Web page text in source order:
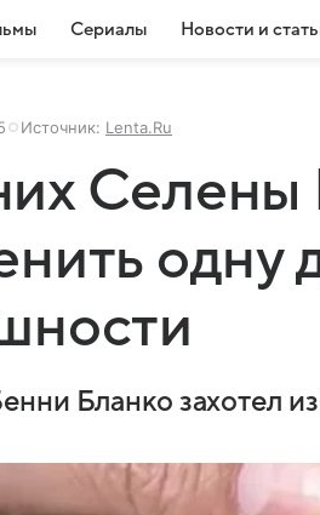
Сериалы Новости и
Источник: Lenta.Ru
Селены
одну
Бланко захотел